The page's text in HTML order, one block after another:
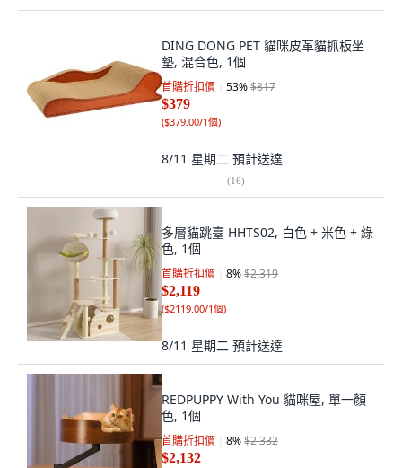
DING DONG PET 貓咪皮革貓抓板坐
墊, 混合色, 1個
首購折扣價 53%$817
$379
($379.00/1個)
8/11 星期二 預計送達
(16)
多層貓跳臺 HHTS02, 白色 + 米色 + 綠
色, 1個
首購折扣價 8%$2,319
$2,119
($2119.00/1個)
8/11 星期二 預計送達
REDPUPPY With You 貓咪屋, 單一顏
色, 1個
首購折扣價 8%$2,332
$2,132